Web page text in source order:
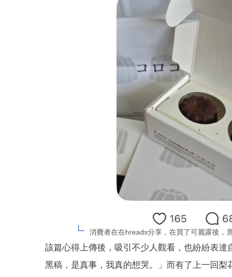
消費者在在hreads分享，在買了可麗露後，
該篇心得上傳後，吸引不少人觀看，也紛紛表
黑稿，是真事，我真的想哭。」而有了上一回